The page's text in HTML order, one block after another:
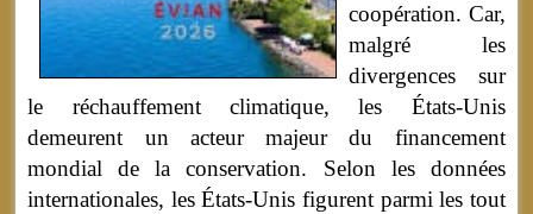
coopération. Car,
malgré les
divergences sur
le réchauffement climatique, les États-Unis
demeurent un acteur majeur du financement
mondial de la conservation. Selon les données
internationales, les États-Unis figurent parmi les tout